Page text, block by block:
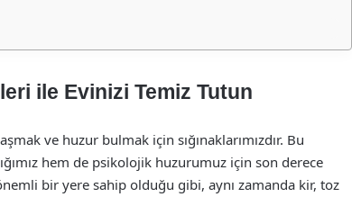
ile Evinizi Temiz Tutun
ve huzur bulmak için sığınaklarımızdır. Bu
hem de psikolojik huzurumuz için son derece
bir yere sahip olduğu gibi, aynı zamanda kir, toz